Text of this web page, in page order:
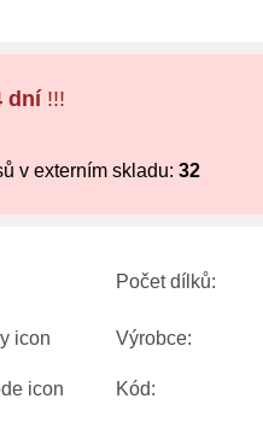
dní !!!
v externím skladu: 32
Počet dílků:
Výrobce:
Kód: